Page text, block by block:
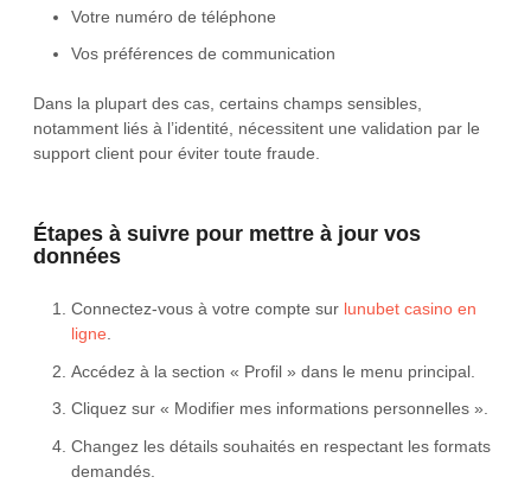
Votre numéro de téléphone
Vos préférences de communication
Dans la plupart des cas, certains champs sensibles,
notamment liés à l’identité, nécessitent une validation par le
support client pour éviter toute fraude.
Étapes à suivre pour mettre à jour vos
données
Connectez-vous à votre compte sur lunubet casino en
ligne
Accédez à la section « Profil » dans le menu principal.
Cliquez sur « Modifier mes informations personnelles ».
Changez les détails souhaités en respectant les formats
demandés.